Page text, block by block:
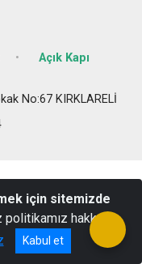
Açık Kapı
No:67 KIRKLARELİ
için sitemizde
politikamız hakkında
Kabul et